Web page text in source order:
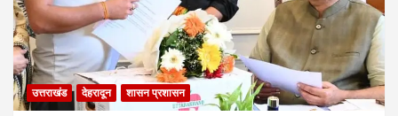
उत्तराखंड देहरादून शासन प्रशासन